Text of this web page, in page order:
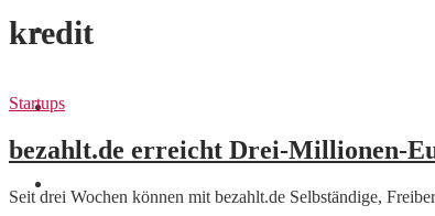
Allgemein
Startups
kredit
Startups
bezahlt.de erreicht Drei-Millionen-
Seit drei Wochen können mit bezahlt.de Selbständige,